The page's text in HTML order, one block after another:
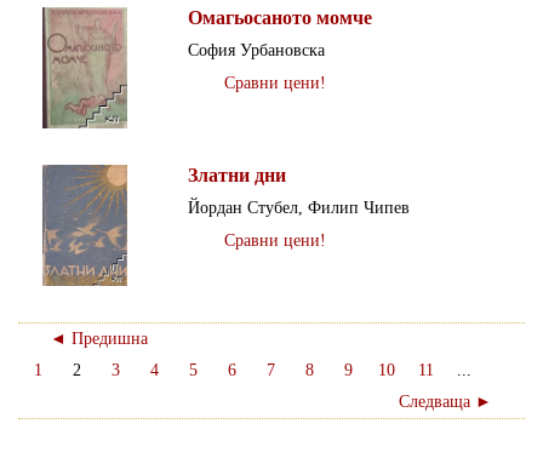
Омагьосаното момче
София Урбановска
Сравни цени!
Златни дни
Йордан Стубел, Филип Чипев
Сравни цени!
◄ Предишна
1
2 3 4 5 6 7 8 9 10 11
...
Следваща ►